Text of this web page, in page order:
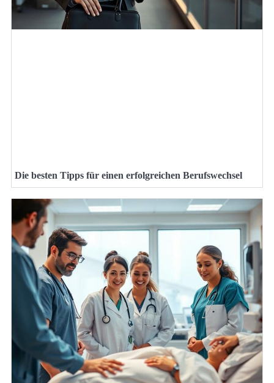
Die besten Tipps für einen erfolgreichen Berufswechsel